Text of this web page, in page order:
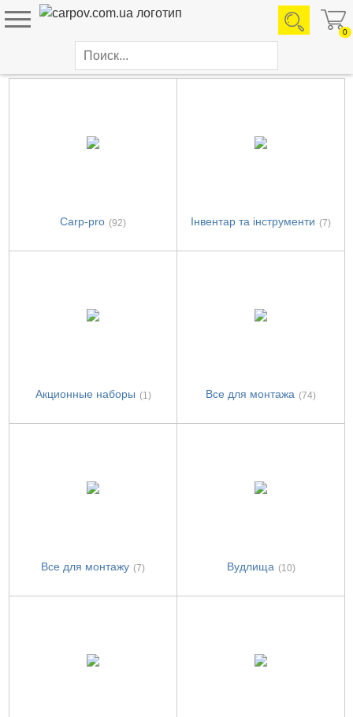
0
Каталог товаров
Carp-pro (92) Інвентар та інструменти (7)
Акционные наборы (1) Все для монтажа (74)
Все для монтажу (7) Вудлища (10)